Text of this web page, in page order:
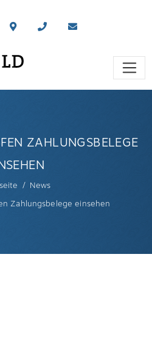
ZAHLUNGSBELEGE
News
Zahlungsbelege einsehen